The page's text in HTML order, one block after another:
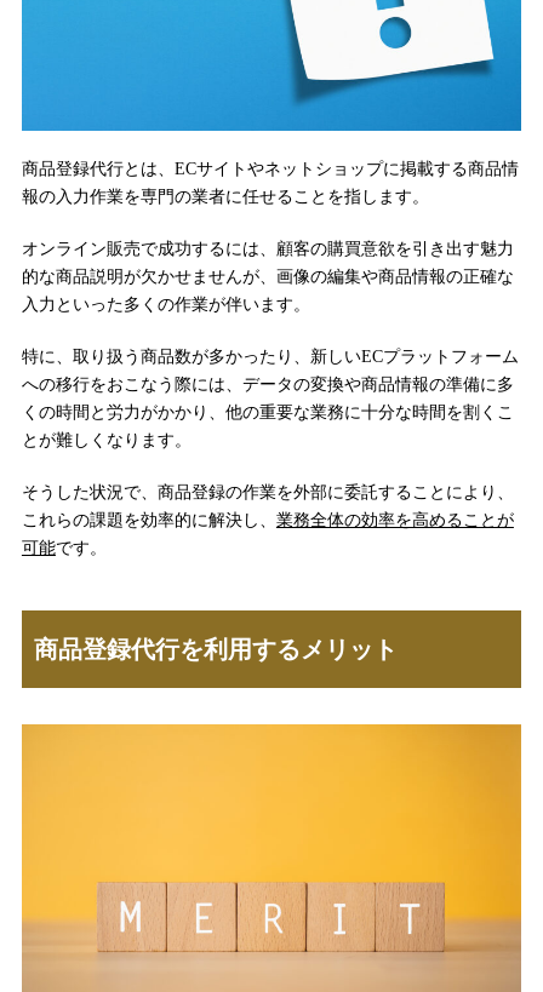
商品登録代行とは、ECサイトやネットショップに掲載する商品情
報の入力作業を専門の業者に任せることを指します。
オンライン販売で成功するには、顧客の購買意欲を引き出す魅力
的な商品説明が欠かせませんが、画像の編集や商品情報の正確な
入力といった多くの作業が伴います。
特に、取り扱う商品数が多かったり、新しいECプラットフォーム
への移行をおこなう際には、データの変換や商品情報の準備に多
くの時間と労力がかかり、他の重要な業務に十分な時間を割くこ
とが難しくなります。
そうした状況で、商品登録の作業を外部に委託することにより、
これらの課題を効率的に解決し、 業務全体の効率を高めることが
可能です。
商品登録代行を利用するメリット